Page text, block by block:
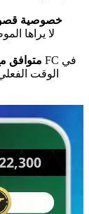
خصوصية
متوافق
الوقت